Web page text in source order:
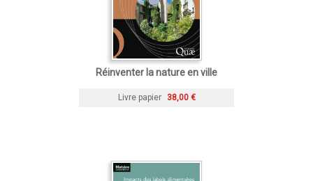
Réinventer la nature en ville
Livre papier 38,00 €